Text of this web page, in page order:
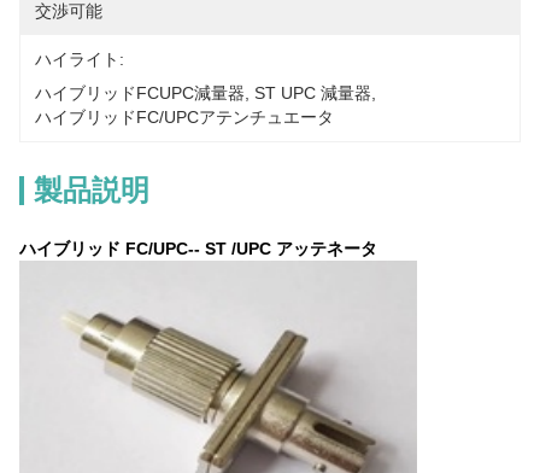
交渉可能
ハイライト:
ハイブリッドFCUPC減量器 ST UPC 減量器
ハイブリッドFC/UPCアテンチュエータ
製品説明
ハイブリッド FC/UPC-- ST /UPC アッテネータ